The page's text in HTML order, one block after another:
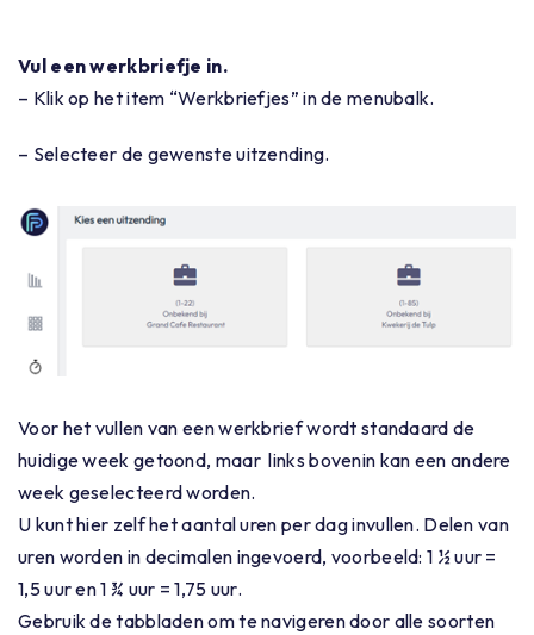
Vul een werkbriefje in.
– Klik op het item “Werkbriefjes” in de menubalk.
– Selecteer de gewenste uitzending.
Voor het vullen van een werkbrief wordt standaard de
huidige week getoond, maar links bovenin kan een andere
week geselecteerd worden.
U kunt hier zelf het aantal uren per dag invullen. Delen van
uren worden in decimalen ingevoerd, voorbeeld: 1 ½ uur =
1,5 uur en 1 ¾ uur = 1,75 uur.
Gebruik de tabbladen om te navigeren door alle soorten